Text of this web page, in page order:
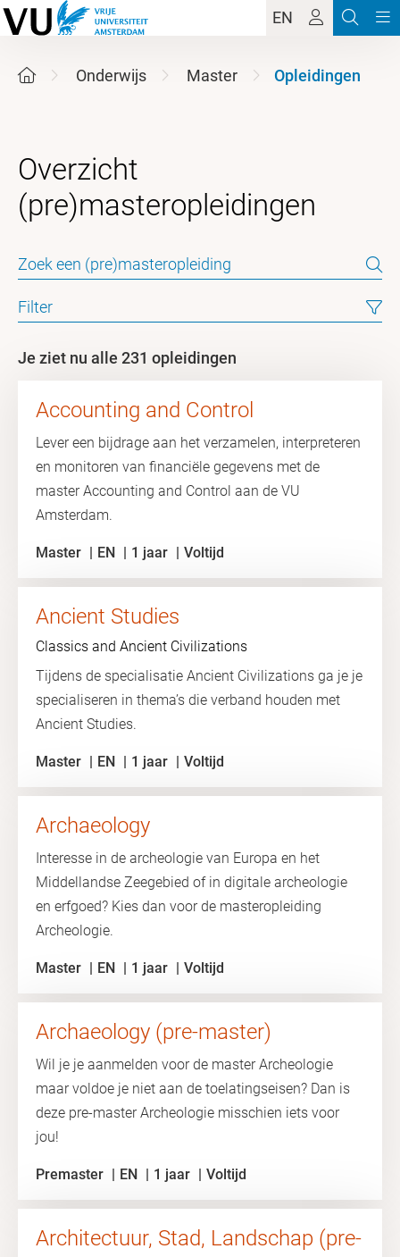
EN
Onderwijs Master Opleidingen
Overzicht
Filter
Je ziet nu alle 231 opleidingen
Accounting and Control
Lever een bijdrage aan het verzamelen, interpreteren
en monitoren van financiële gegevens met de
master Accounting and Control aan de VU
Amsterdam.
Master EN 1 jaar Voltijd
Ancient Studies
Classics and Ancient Civilizations
Tijdens de specialisatie Ancient Civilizations ga je je
specialiseren in thema’s die verband houden met
Ancient Studies.
Master EN 1 jaar Voltijd
Archaeology
Interesse in de archeologie van Europa en het
Middellandse Zeegebied of in digitale archeologie
en erfgoed? Kies dan voor de masteropleiding
Archeologie.
Master EN 1 jaar Voltijd
Archaeology (pre-master)
Wil je je aanmelden voor de master Archeologie
maar voldoe je niet aan de toelatingseisen? Dan is
deze pre-master Archeologie misschien iets voor
jou!
Premaster EN 1 jaar Voltijd
Architectuur, Stad, Landschap (pre-